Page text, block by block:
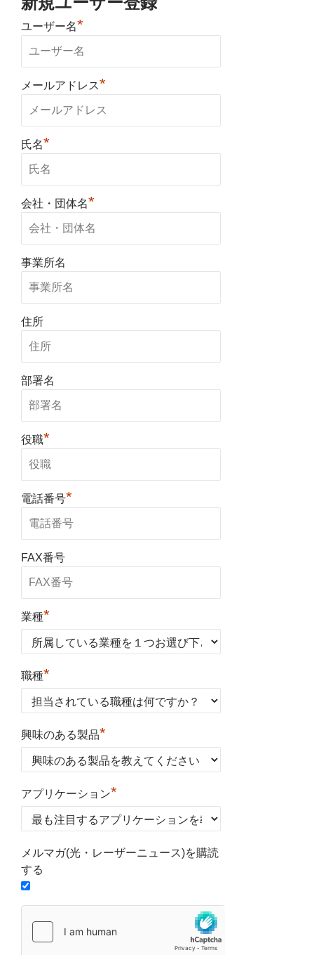
ユーザー名*
メールアドレス*
氏名*
会社・団体名*
事業所名
住所
部署名
役職*
電話番号*
FAX番号
業種*
職種*
興味のある製品*
アプリケーション*
メルマガ(光・レーザーニュース)を購読
する